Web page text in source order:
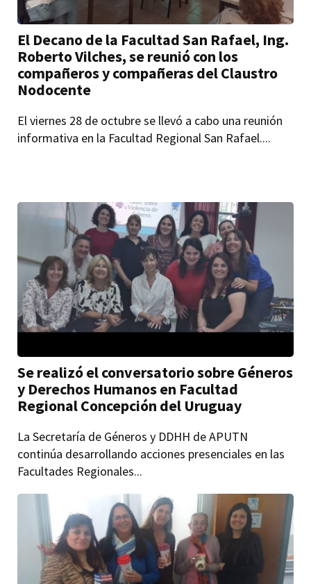
El Decano de la Facultad San Rafael, Ing.
Roberto Vilches, se reunió con los
compañeros y compañeras del Claustro
Nodocente
El viernes 28 de octubre se llevó a cabo una reunión
informativa en la Facultad Regional San Rafael....
Se realizó el conversatorio sobre Géneros
y Derechos Humanos en Facultad
Regional Concepción del Uruguay
La Secretaría de Géneros y DDHH de APUTN
continúa desarrollando acciones presenciales en las
Facultades Regionales...